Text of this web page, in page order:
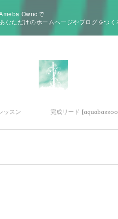
Owndで
あなただけのホームページやブログをつく
ッスン 完成リード